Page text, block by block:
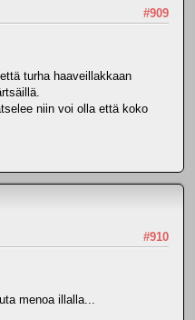
#909
turha haaveillakkaan
niin voi olla että koko
#910
menoa illalla...